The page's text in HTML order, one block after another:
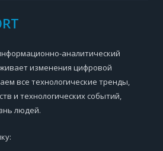
аналитический
изменения цифровой
все технологические тренды,
и технологических событий,
людей.